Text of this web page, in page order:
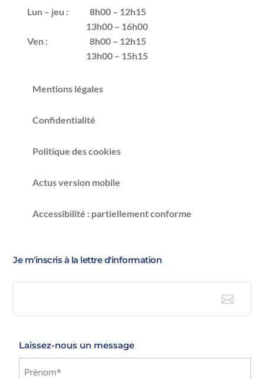
Lun – jeu :
8h00 – 12h15
13h00 – 16h00
Ven :
8h00 – 12h15
13h00 – 15h15
Mentions légales
Confidentialité
Politique des cookies
Actus version mobile
Accessibilité : partiellement conforme
Je m'inscris à la lettre d'information

Laissez-nous un message